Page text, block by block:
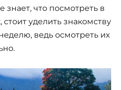
знает, что посмотреть в
стоит уделить знакомству
ведь осмотреть их